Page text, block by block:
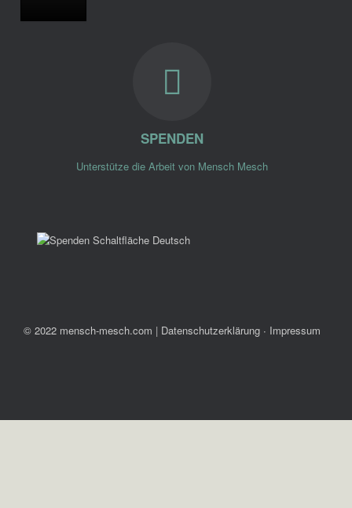
SPENDEN
Unterstütze die Arbeit von Mensch Mesch
© 2022 mensch-mesch.com | Datenschutzerklärung ∙ Impressum